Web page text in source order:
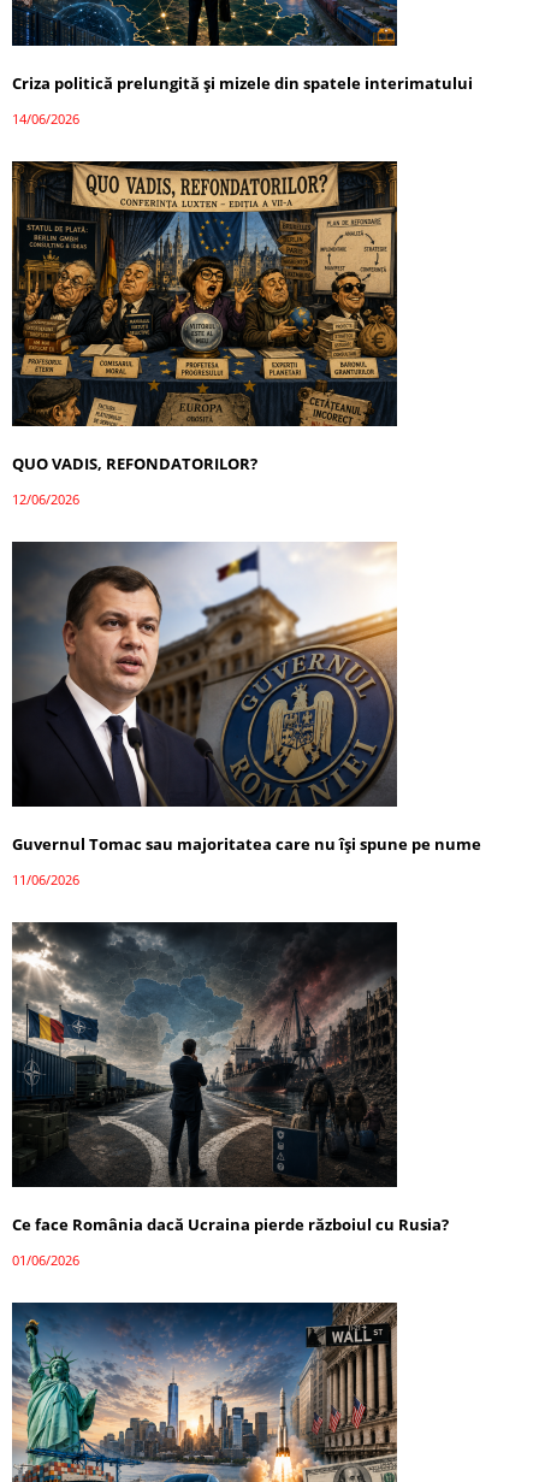
Criza politică prelungită și mizele din spatele interimatului
14/06/2026
QUO VADIS, REFONDATORILOR?
12/06/2026
Guvernul Tomac sau majoritatea care nu își spune pe nume
11/06/2026
Ce face România dacă Ucraina pierde războiul cu Rusia?
01/06/2026